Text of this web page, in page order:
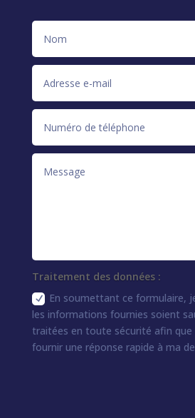
Traitement des données :
En soumettant ce formulaire,
les informations fournies soient
traitées en toute sécurité afin que
fournir une réponse rapide à ma